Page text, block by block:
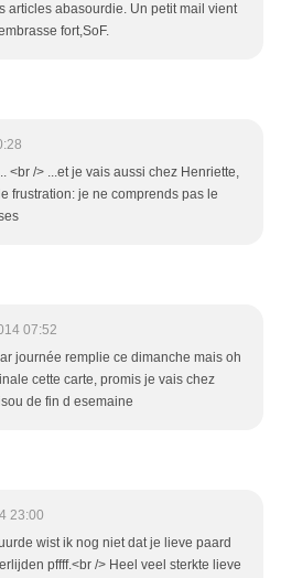
articles abasourdie. Un petit mail vient
fort,SoF.
<br /> ...et je vais aussi chez Henriette,
frustration: je ne comprends pas le
07:52
journée remplie ce dimanche mais oh
cette carte, promis je vais chez
de fin d esemaine
23:00
wist ik nog niet dat je lieve paard
pffff.<br /> Heel veel sterkte lieve